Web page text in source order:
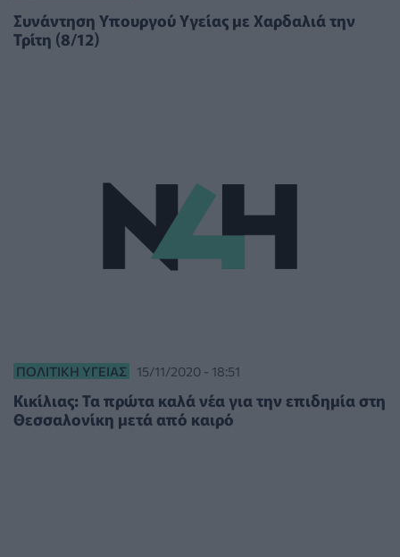
Συνάντηση Υπουργού Υγείας με Χαρδαλιά την
Τρίτη (8/12)
ΠΟΛΙΤΙΚΉ ΥΓΕΊΑΣ 15/11/2020 - 18:51
Κικίλιας: Τα πρώτα καλά νέα για την επιδημία στη
Θεσσαλονίκη μετά από καιρό